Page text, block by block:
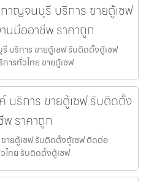
าญจนบุรี บริการ ขายตู้เซฟ
มืออาชีพ ราคาถูก
บริการ ขายตู้เซฟ รับติดตั้งตู้เซฟ
ารทั่วไทย ขายตู้เซฟ
บริการ ขายตู้เซฟ รับติดตั้ง
ราคาถูก
ายตู้เซฟ รับติดตั้งตู้เซฟ ติดต่อ
ไทย รับติดตั้งตู้เซฟ